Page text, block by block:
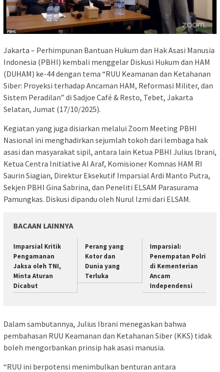
Jakarta – Perhimpunan Bantuan Hukum dan Hak Asasi Manusia
Indonesia (PBHI) kembali menggelar Diskusi Hukum dan HAM
(DUHAM) ke-44 dengan tema “RUU Keamanan dan Ketahanan
Siber: Proyeksi terhadap Ancaman HAM, Reformasi Militer, dan
Sistem Peradilan” di Sadjoe Café & Resto, Tebet, Jakarta
Selatan, Jumat (17/10/2025).
Kegiatan yang juga disiarkan melalui Zoom Meeting PBHI
Nasional ini menghadirkan sejumlah tokoh dari lembaga hak
asasi dan masyarakat sipil, antara lain Ketua PBHI Julius Ibrani,
Ketua Centra Initiative Al Araf, Komisioner Komnas HAM RI
Saurin Siagian, Direktur Eksekutif Imparsial Ardi Manto Putra,
Sekjen PBHI Gina Sabrina, dan Peneliti ELSAM Parasurama
Pamungkas. Diskusi dipandu oleh Nurul Izmi dari ELSAM.
BACAAN LAINNYA
Imparsial Kritik
Pengamanan
Jaksa oleh TNI,
Minta Aturan
Dicabut
Perang yang
Kotor dan
Dunia yang
Terluka
Imparsial:
Penempatan Polri
di Kementerian
Ancam
Independensi
Dalam sambutannya, Julius Ibrani menegaskan bahwa
pembahasan RUU Keamanan dan Ketahanan Siber (KKS) tidak
boleh mengorbankan prinsip hak asasi manusia.
“RUU ini berpotensi menimbulkan benturan antara